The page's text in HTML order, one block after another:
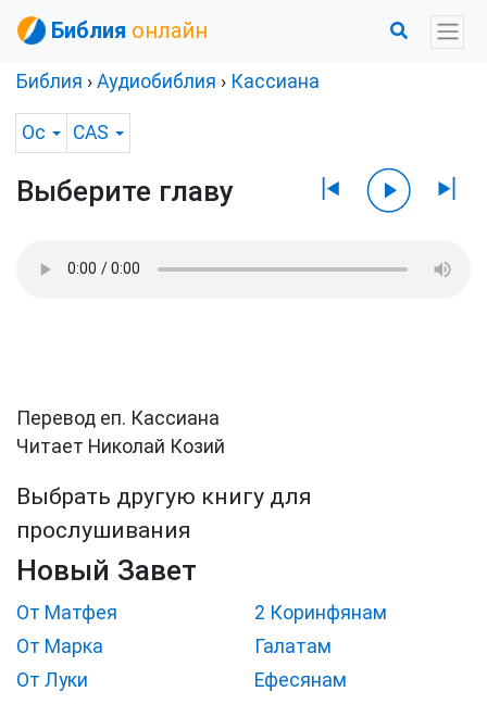
Библия онлайн
Библия › Аудиобиблия › Кассиана
Ос CAS
Выберите главу
Перевод еп. Кассиана
Читает Николай Козий
Выбрать другую книгу для
прослушивания
Новый Завет
От Матфея
От Марка
От Луки
2 Коринфянам
Галатам
Ефесянам